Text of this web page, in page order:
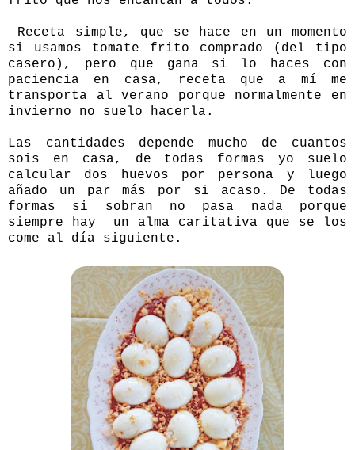
Receta simple, que se hace en un momento
si usamos tomate frito comprado (del tipo
casero), pero que gana si lo haces con
paciencia en casa, receta que a mí me
transporta al verano porque normalmente en
invierno no suelo hacerla.
Las cantidades depende mucho de cuantos
sois en casa, de todas formas yo suelo
calcular dos huevos por persona y luego
añado un par más por si acaso. De todas
formas si sobran no pasa nada porque
siempre hay un alma caritativa que se los
come al día siguiente.